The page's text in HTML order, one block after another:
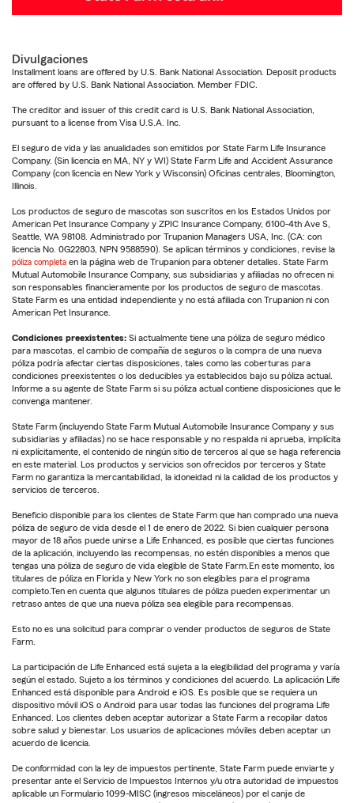
Divulgaciones
Installment loans are offered by U.S. Bank National Association. Deposit products
are offered by U.S. Bank National Association. Member FDIC.
The creditor and issuer of this credit card is U.S. Bank National Association,
pursuant to a license from Visa U.S.A. Inc.
El seguro de vida y las anualidades son emitidos por State Farm Life Insurance
Company. (Sin licencia en MA, NY y WI) State Farm Life and Accident Assurance
Company (con licencia en New York y Wisconsin) Oficinas centrales, Bloomington,
Illinois.
Los productos de seguro de mascotas son suscritos en los Estados Unidos por
American Pet Insurance Company y ZPIC Insurance Company, 6100-4th Ave S,
Seattle, WA 98108. Administrado por Trupanion Managers USA, Inc. (CA: con
licencia No. 0G22803, NPN 9588590). Se aplican términos y condiciones, revise la
póliza completa en la página web de Trupanion para obtener detalles. State Farm
Mutual Automobile Insurance Company, sus subsidiarias y afiliadas no ofrecen ni
son responsables financieramente por los productos de seguro de mascotas.
State Farm es una entidad independiente y no está afiliada con Trupanion ni con
American Pet Insurance.
Condiciones preexistentes: Si actualmente tiene una póliza de seguro médico
para mascotas, el cambio de compañía de seguros o la compra de una nueva
póliza podría afectar ciertas disposiciones, tales como las coberturas para
condiciones preexistentes o los deducibles ya establecidos bajo su póliza actual.
Informe a su agente de State Farm si su póliza actual contiene disposiciones que le
convenga mantener.
State Farm (incluyendo State Farm Mutual Automobile Insurance Company y sus
subsidiarias y afiliadas) no se hace responsable y no respalda ni aprueba, implícita
ni explícitamente, el contenido de ningún sitio de terceros al que se haga referencia
en este material. Los productos y servicios son ofrecidos por terceros y State
Farm no garantiza la mercantabilidad, la idoneidad ni la calidad de los productos y
servicios de terceros.
Beneficio disponible para los clientes de State Farm que han comprado una nueva
póliza de seguro de vida desde el 1 de enero de 2022. Si bien cualquier persona
mayor de 18 años puede unirse a Life Enhanced, es posible que ciertas funciones
de la aplicación, incluyendo las recompensas, no estén disponibles a menos que
tengas una póliza de seguro de vida elegible de State Farm.En este momento, los
titulares de póliza en Florida y New York no son elegibles para el programa
completo.Ten en cuenta que algunos titulares de póliza pueden experimentar un
retraso antes de que una nueva póliza sea elegible para recompensas.
Esto no es una solicitud para comprar o vender productos de seguros de State
Farm.
La participación de Life Enhanced está sujeta a la elegibilidad del programa y varía
según el estado. Sujeto a los términos y condiciones del acuerdo. La aplicación Life
Enhanced está disponible para Android e iOS. Es posible que se requiera un
dispositivo móvil iOS o Android para usar todas las funciones del programa Life
Enhanced. Los clientes deben aceptar autorizar a State Farm a recopilar datos
sobre salud y bienestar. Los usuarios de aplicaciones móviles deben aceptar un
acuerdo de licencia.
De conformidad con la ley de impuestos pertinente, State Farm puede enviarte y
presentar ante el Servicio de Impuestos Internos y/u otra autoridad de impuestos
aplicable un Formulario 1099-MISC (ingresos misceláneos) por el canje de